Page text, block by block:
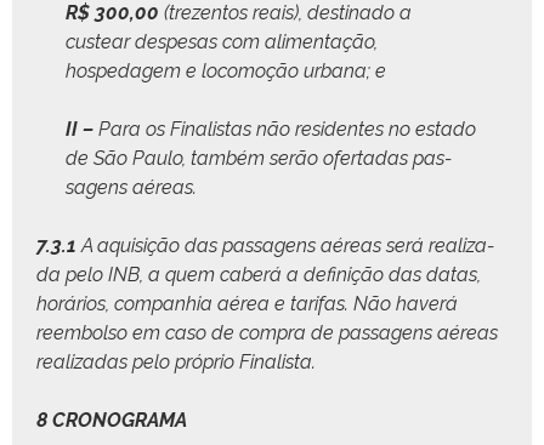
R$ 300,00 (trezen­tos reais), des­ti­na­do a
custear despe­sas com ali­men­tação,
hospedagem e loco­moção urbana; e
II – Para os Final­is­tas não res­i­dentes no esta­do
de São Paulo, tam­bém serão ofer­tadas pas­
sagens aéreas.
7.3.1A aquisição das pas­sagens aéreas será real­iza­
da pelo INB, a quem caberá a definição das datas,
horários, com­pan­hia aérea e tar­i­fas. Não haverá
reem­bol­so em caso de com­pra de pas­sagens aéreas
real­izadas pelo próprio Finalista.
8 CRONOGRAMA